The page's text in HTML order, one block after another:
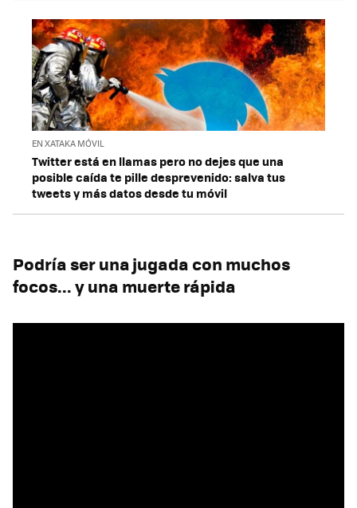
EN XATAKA MÓVIL
Twitter está en llamas pero no dejes que una
posible caída te pille desprevenido: salva tus
tweets y más datos desde tu móvil
Podría ser una jugada con muchos
focos... y una muerte rápida